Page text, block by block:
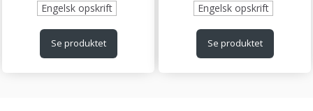
Engelsk opskrift
Se produktet
Engelsk opskrift
Se produktet